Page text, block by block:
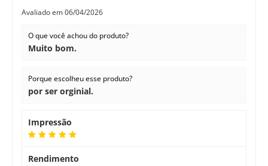
Avaliado em06/04/2026
O que você achou do produto?
Muito bom.
Porque escolheu esse produto?
por ser orginial.
Impressão
Rendimento